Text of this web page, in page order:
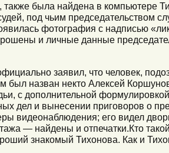
также была найдена в компьютере
под чьим председательством
фотография с надписью
и личные данные
заявил, что человек,
был назван некто Алексей
с дополнительной
дел и вынесении приговоров о
видеонаблюдения; его видел
— найдены и отпечатки.Кто
знакомый Тихонова. Как и